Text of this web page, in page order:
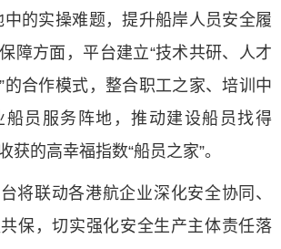
中的实操难题，提升船岸人员安全履
障方面，平台建立“技术共研、人才
的合作模式，整合职工之家、培训中
船员服务阵地，推动建设船员找得
获的高幸福指数“船员之家”。
将联动各港航企业深化安全协同、
保，切实强化安全生产主体责任落